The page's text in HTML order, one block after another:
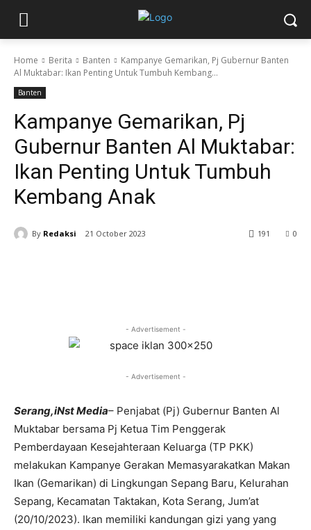
Home Berita Banten
Kampanye Gemarikan, Pj Gubernur Banten
Al Muktabar: Ikan Penting Untuk Tumbuh Kembang...
Banten
Kampanye Gemarikan, Pj
Gubernur Banten Al Muktabar:
Ikan Penting Untuk Tumbuh
Kembang Anak
By Redaksi 21 October 2023 0
191
- Advertisement -
- Advertisement -
Serang,iNst Media– Penjabat (Pj) Gubernur Banten Al
Muktabar bersama Pj Ketua Tim Penggerak
Pemberdayaan Kesejahteraan Keluarga (TP PKK)
melakukan Kampanye Gerakan Memasyarakatkan Makan
Ikan (Gemarikan) di Lingkungan Sepang Baru, Kelurahan
Sepang, Kecamatan Taktakan, Kota Serang, Jum’at
(20/10/2023). Ikan memiliki kandungan gizi yang yang